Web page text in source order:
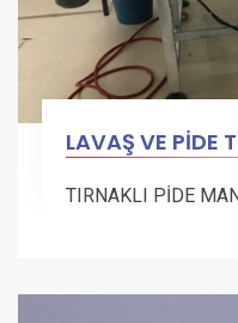
LAVAŞ VE PİDE
TIRNAKLI PİDE